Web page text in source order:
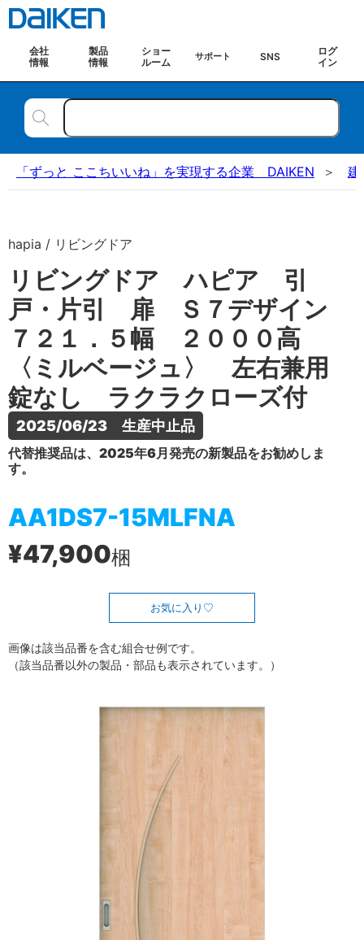
会社
情報
製品
情報
ショー
ルーム
サポート SNS
ログ
イン
「ずっと ここちいいね」を実現する企業 DAIKEN 建
hapia / リビングドア
リビングドア ハピア 引
戸・片引 扉 Ｓ７デザイン
７２１．５幅 ２０００高
〈ミルベージュ〉 左右兼用
錠なし ラクラクローズ付
2025/06/23　生産中止品
代替推奨品は、2025年6月発売の新製品をお勧めしま
す。
AA1DS7-15MLFNA
¥47,900梱
お気に入り
画像は該当品番を含む組合せ例です。
（該当品番以外の製品・部品も表示されています。）